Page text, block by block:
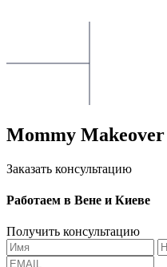
Mommy Makeover
Заказать консультацию
Работаем в Вене и Киеве
Получить консультацию